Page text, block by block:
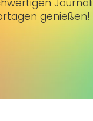
genießen!